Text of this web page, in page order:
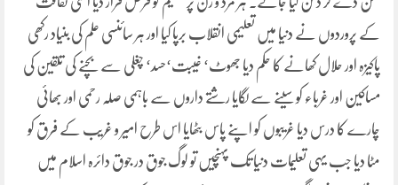
کے پروردوں نے دنیا میں تعلیمی انقلاب برپا کیا اور ہر سائنسی علم کی بنیاد رکھی
پاکیزہ اور حلال کھانے کا حکم دیا جھوٹ‘ غیبت‘حسد‘ چغلی سے بچنے کی تلقین کی
مساکین اور غرباء کو سینے سے لگایا رشتے داروں سے باہمی صلہ رحمی اور بھائی
چارے کا درس دیا غریبوں کو اپنے پاس بٹھایا اس طرح امیر و غریب کے فرق کو
مٹا دیا جب یہی تعلیمات دنیا تک پہنچیں تو لوگ جوق در جوق دائرہ اسلام میں